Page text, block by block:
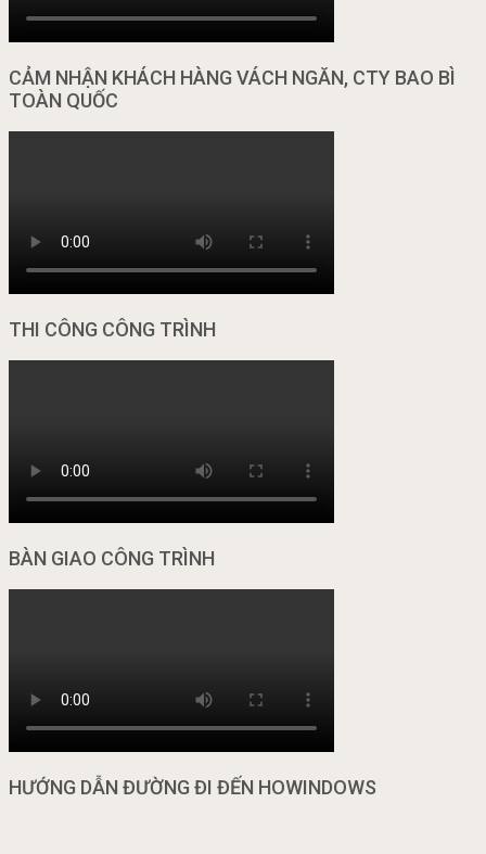
CẢM NHẬN KHÁCH HÀNG VÁCH NGĂN, CTY BAO BÌ
TOÀN QUỐC
THI CÔNG CÔNG TRÌNH
BÀN GIAO CÔNG TRÌNH
HƯỚNG DẪN ĐƯỜNG ĐI ĐẾN HOWINDOWS